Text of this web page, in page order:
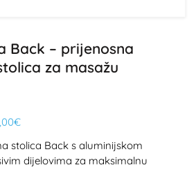
Back – prijenosna
za masažu
stolica Back s aluminijskom
dijelovima za maksimalnu